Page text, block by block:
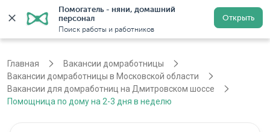
Помогатель - няни, домашний
персонал
Поиск работы и работников
Открыть
Регистрация
Главная
Вакансии домработницы
Вакансии домработницы в Московской области
Вакансии для домработниц на Дмитровском шоссе
Помощница по дому на 2-3 дня в неделю